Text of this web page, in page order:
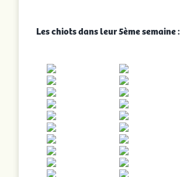
Les chiots dans leur 5ème semaine :